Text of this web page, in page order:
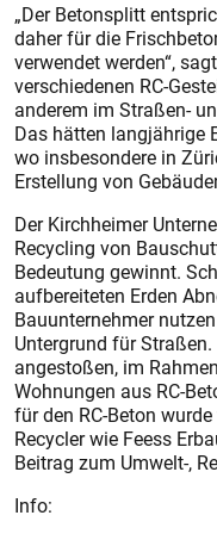
„Der Betonsplitt
daher für die
verwendet werden“,
verschiedenen RC-
anderem im Straßen-
Das hätten langjährige
wo insbesondere in
Erstellung von
Der Kirchheimer
Recycling von
Bedeutung gewinnt.
aufbereiteten Erden
Bauunternehmer
Untergrund für
angestoßen, im
Wohnungen aus RC-
für den RC-Beton
Recycler wie Feess
Beitrag zum Umwelt-,
Info: